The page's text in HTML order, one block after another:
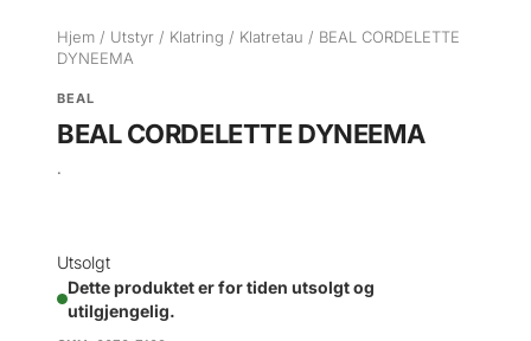
Hjem / Utstyr / Klatring / Klatretau / BEAL CORDELETTE
DYNEEMA
BEAL
BEAL CORDELETTE DYNEEMA
.
Utsolgt
Dette produktet er for tiden utsolgt og
utilgjengelig.